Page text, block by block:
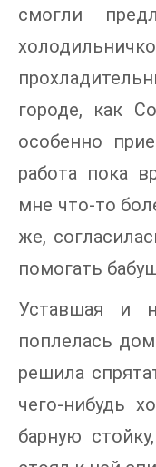
смогли
городе, как
особенно
работа пока
мне что-то
же,
помогать
Уставшая и
поплелась
решила
чего-нибудь
барную